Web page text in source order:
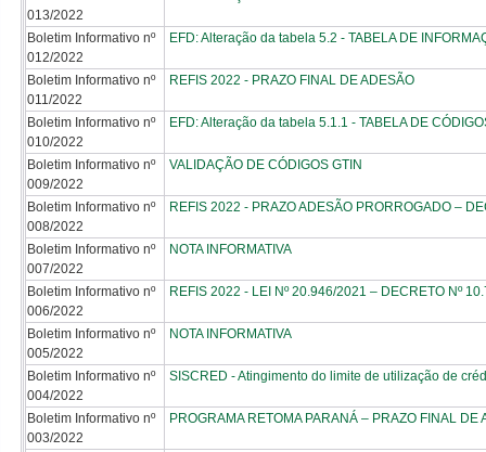
013/2022
Boletim Informativo nº
012/2022
EFD: Alteração da tabela 5.2 - TABELA DE
Boletim Informativo nº
011/2022
REFIS 2022 - PRAZO FINAL DE ADESÃO
Boletim Informativo nº
010/2022
EFD: Alteração da tabela 5.1.1 - TABELA DE
Boletim Informativo nº
009/2022
VALIDAÇÃO DE CÓDIGOS GTIN
Boletim Informativo nº
008/2022
REFIS 2022 - PRAZO ADESÃO PRORROGADO –
Boletim Informativo nº
007/2022
NOTA INFORMATIVA
Boletim Informativo nº
006/2022
REFIS 2022 - LEI Nº 20.946/2021 – DECRETO Nº
Boletim Informativo nº
005/2022
NOTA INFORMATIVA
Boletim Informativo nº
004/2022
SISCRED - Atingimento do limite de utilização de
Boletim Informativo nº
003/2022
PROGRAMA RETOMA PARANÁ – PRAZO FINAL